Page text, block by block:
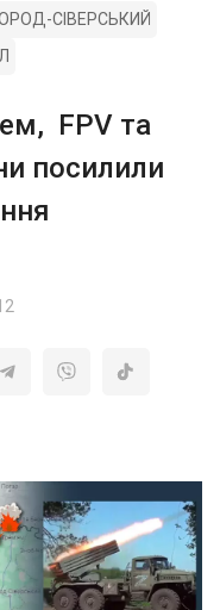
СІВЕРСЬКИЙ
FPV та
посилили